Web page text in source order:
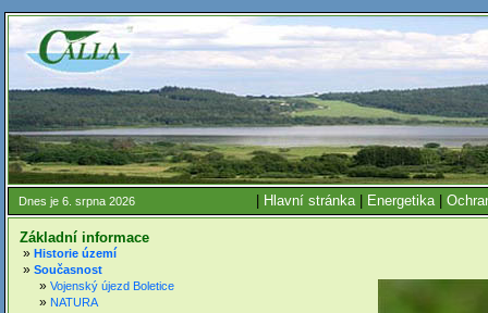
Dnes je 6. srpna 2026 Hlavní stránka| Energetika|
Základní informace
» Historie území
» Současnost
» Vojenský újezd Boletice
» NATURA